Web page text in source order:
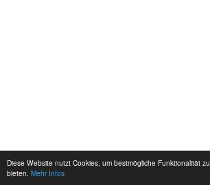
Diese Website nutzt Cookies, um bestmögliche Funktionalität zu
bieten. Mehr Infos